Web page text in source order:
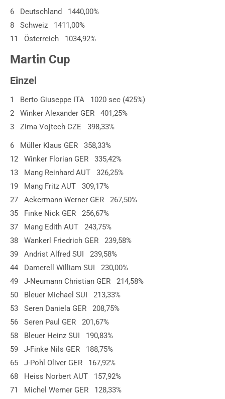
6 Deutschland 1440,00%
8 Schweiz 1411,00%
11 Österreich 1034,92%
Martin Cup
Einzel
1 Berto Giuseppe ITA 1020 sec (425%)
2 Winker Alexander GER 401,25%
3 Zima Vojtech CZE 398,33%
6 Müller Klaus GER 358,33%
12 Winker Florian GER 335,42%
13 Mang Reinhard AUT 326,25%
19 Mang Fritz AUT 309,17%
27 Ackermann Werner GER 267,50%
35 Finke Nick GER 256,67%
37 Mang Edith AUT 243,75%
38 Wankerl Friedrich GER 239,58%
39 Andrist Alfred SUI 239,58%
44 Damerell William SUI 230,00%
49 J-Neumann Christian GER 214,58%
50 Bleuer Michael SUI 213,33%
53 Seren Daniela GER 208,75%
56 Seren Paul GER 201,67%
58 Bleuer Heinz SUI 190,83%
59 J-Finke Nils GER 188,75%
65 J-Pohl Oliver GER 167,92%
68 Heiss Norbert AUT 157,92%
71 Michel Werner GER 128,33%